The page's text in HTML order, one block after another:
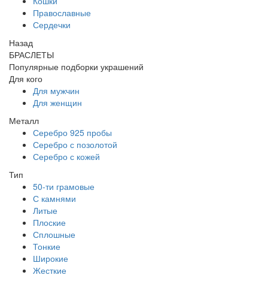
Православные
Сердечки
Назад
БРАСЛЕТЫ
Популярные подборки украшений
Для кого
Для мужчин
Для женщин
Металл
Серебро 925 пробы
Серебро с позолотой
Серебро с кожей
Тип
50-ти грамовые
С камнями
Литые
Плоские
Сплошные
Тонкие
Широкие
Жесткие